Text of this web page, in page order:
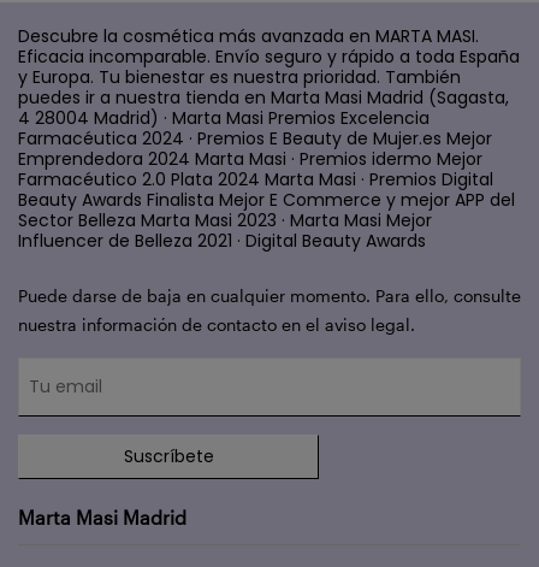
Descubre la cosmética más avanzada en MARTA MASI.
Eficacia incomparable. Envío seguro y rápido a toda España
y Europa. Tu bienestar es nuestra prioridad. También
puedes ir a nuestra tienda en Marta Masi Madrid (Sagasta,
4 28004 Madrid) · Marta Masi Premios Excelencia
Farmacéutica 2024 · Premios E Beauty de Mujer.es Mejor
Emprendedora 2024 Marta Masi · Premios idermo Mejor
Farmacéutico 2.0 Plata 2024 Marta Masi · Premios Digital
Beauty Awards Finalista Mejor E Commerce y mejor APP del
Sector Belleza Marta Masi 2023 · Marta Masi Mejor
Influencer de Belleza 2021 · Digital Beauty Awards
Puede darse de baja en cualquier momento. Para ello, consulte
nuestra información de contacto en el aviso legal.
Suscríbete
Marta Masi Madrid